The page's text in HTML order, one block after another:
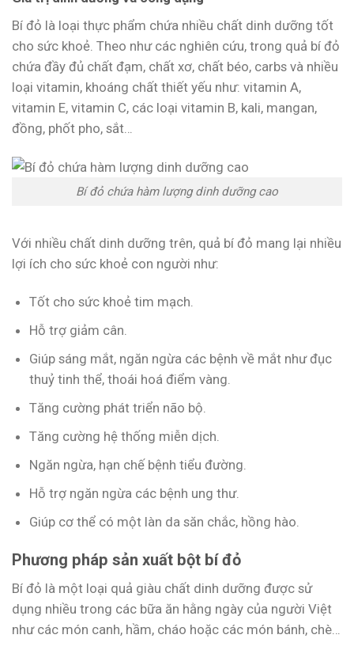
Bí đỏ là loại thực phẩm chứa nhiều chất dinh dưỡng tốt
cho sức khoẻ. Theo như các nghiên cứu, trong quả bí đỏ
chứa đầy đủ chất đạm, chất xơ, chất béo, carbs và nhiều
loại vitamin, khoáng chất thiết yếu như: vitamin A,
vitamin E, vitamin C, các loại vitamin B, kali, mangan,
đồng, phốt pho, sắt…
Bí đỏ chứa hàm lượng dinh dưỡng cao
Với nhiều chất dinh dưỡng trên, quả bí đỏ mang lại nhiều
lợi ích cho sức khoẻ con người như:
Tốt cho sức khoẻ tim mạch.
Hỗ trợ giảm cân.
Giúp sáng mắt, ngăn ngừa các bệnh về mắt như đục
thuỷ tinh thể, thoái hoá điểm vàng.
Tăng cường phát triển não bộ.
Tăng cường hệ thống miễn dịch.
Ngăn ngừa, hạn chế bệnh tiểu đường.
Hỗ trợ ngăn ngừa các bệnh ung thư.
Giúp cơ thể có một làn da săn chắc, hồng hào.
Phương pháp sản xuất bột bí đỏ
Bí đỏ là một loại quả giàu chất dinh dưỡng được sử
dụng nhiều trong các bữa ăn hằng ngày của người Việt
như các món canh, hầm, cháo hoặc các món bánh, chè…